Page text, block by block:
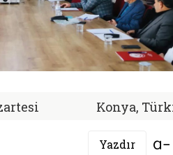
Konya,
Yazdır